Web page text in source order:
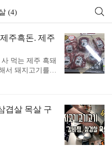
(4)
주흑돈. 제주
먹는 제주 흑돼
서 돼지고기를
통 목살을 많이
를 먹고 싶어도
하지만 제주 흑
수 있다는 장점
100g당 가격도
였던 거 같은데
겹살 목살 구